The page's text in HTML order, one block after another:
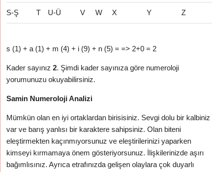
S-Ş T U-Ü V W X Y Z
s (1) + a (1) + m (4) + i (9) + n (5) = => 2+0 = 2
Kader sayınız2. Şimdi kader sayınıza göre numeroloji
yorumunuzu okuyabilirsiniz.
Samin Numeroloji Analizi
Mümkün olan en iyi ortaklardan birisisiniz. Sevgi dolu bir kalbiniz
var ve barış yanlısı bir karaktere sahipsiniz. Olan biteni
eleştirmekten kaçınmıyorsunuz ve eleştirilerinizi yaparken
kimseyi kırmamaya önem gösteriyorsunuz. İlişkilerinizde aşırı
bağımlısınız. Ayrıca etrafınızda gelişen olaylara çok duyarlı